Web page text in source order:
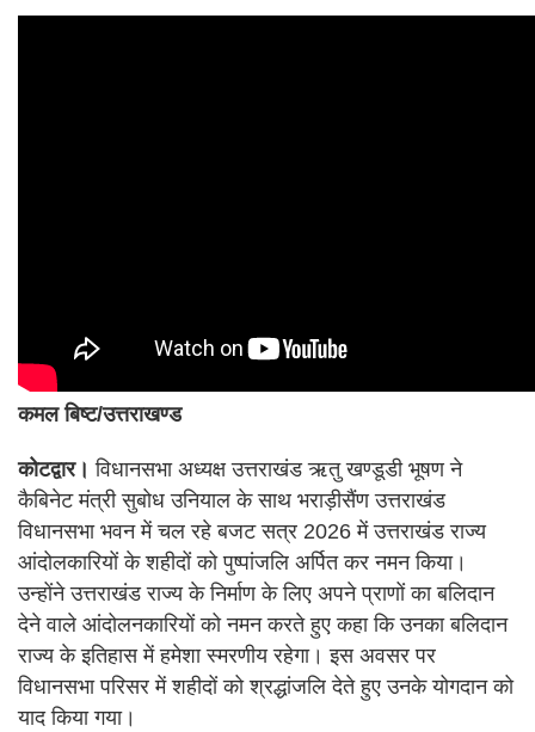
कमल बिष्ट/उत्तराखण्ड
कोटद्वार। विधानसभा अध्यक्ष उत्तराखंड ऋतु खण्डूडी भूषण ने
कैबिनेट मंत्री सुबोध उनियाल के साथ भराड़ीसैंण उत्तराखंड
विधानसभा भवन में चल रहे बजट सत्र 2026 में उत्तराखंड राज्य
आंदोलकारियों के शहीदों को पुष्पांजलि अर्पित कर नमन किया।
उन्होंने उत्तराखंड राज्य के निर्माण के लिए अपने प्राणों का बलिदान
देने वाले आंदोलनकारियों को नमन करते हुए कहा कि उनका बलिदान
राज्य के इतिहास में हमेशा स्मरणीय रहेगा। इस अवसर पर
विधानसभा परिसर में शहीदों को श्रद्धांजलि देते हुए उनके योगदान को
याद किया गया।